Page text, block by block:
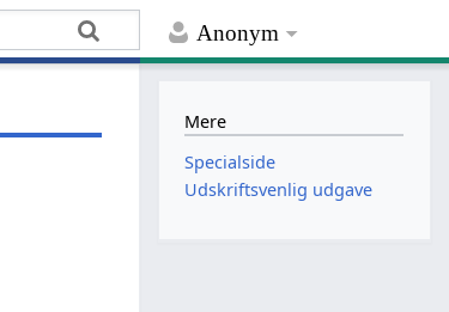
Anonym
Mere
Specialside
Udskriftsvenlig udgave